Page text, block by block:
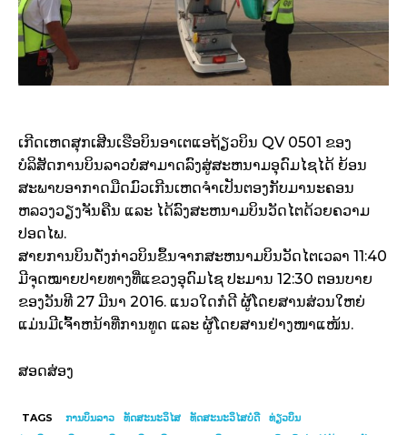
ເກີດເຫດສຸກເສີນເຮືອບິນອາເຕແອຖ້ຽວບິນ QV 0501 ຂອງ
ບໍລິສັດການບິນລາວບໍ່ສາມາດລົງສູ່ສະຫນາມອຸດົມໄຊໄດ້ ຍ້ອນ
ສະພາບອາກາດມືດມົວເກີນເຫດຈໍາເປັນຕອງກັບມານະຄອນ
ຫລວງວຽງຈັນຄືນ ແລະ ໄດ້ລົງສະຫນາມບິນວັດໄຕດ້ວຍຄວາມ
ປອດໄພ.
ສາຍການບິນດັ່ງກ່າວບິນຂຶ້ນຈາກສະຫນາມບິນວັດໄຕເວລາ 11:40
ມີຈຸດໝາຍປາຍທາງທີ່ແຂວງອຸດົມໄຊ ປະມານ 12:30 ຕອນບາຍ
ຂອງວັນທີ 27 ມີນາ 2016. ແນວໃດກໍດີ ຜູ້ໂດຍສານສ່ວນໃຫຍ່
ແມ່ນມີເຈົ້າຫນ້າທີ່ການທູດ ແລະ ຜູ້ໂດຍສານຢ່າງໜາແໜ້ນ.
ສອດສ່ອງ
TAGS ການບິນລາວ ທັດສະນະວິໄສ ທັດສະນະວິໄສບໍ່ດີ
ທ່ຽວບິນ